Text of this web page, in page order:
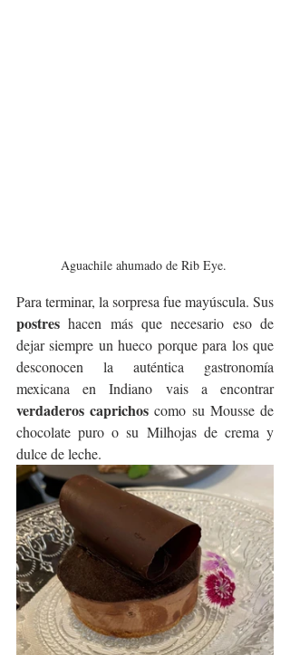
Aguachile ahumado de Rib Eye.
postres hacen más que necesario eso de
dejar siempre un hueco porque para los que
desconocen la auténtica gastronomía
mexicana en Indiano vais a encontrar
verdaderos caprichos como su Mousse de
chocolate puro o su Milhojas de crema y
dulce de leche.